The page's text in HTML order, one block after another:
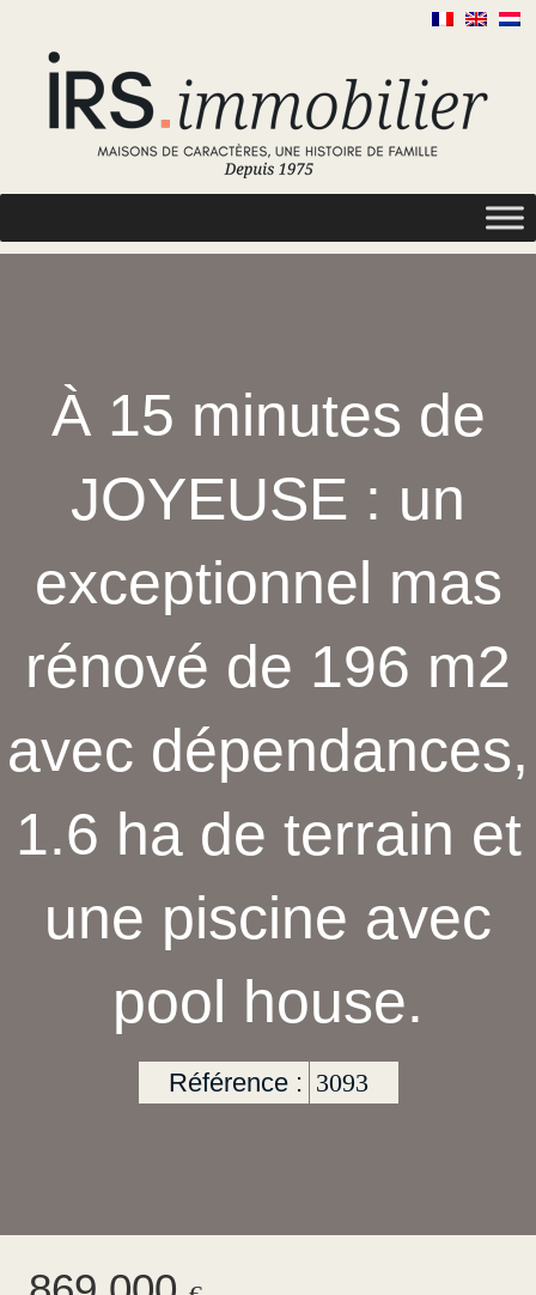
À 15 minutes de
JOYEUSE : un
exceptionnel mas
rénové de 196 m2
avec dépendances,
1.6 ha de terrain et
une piscine avec
pool house.
Référence : 3093